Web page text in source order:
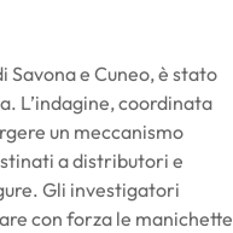
e Cuneo, è stato
L’indagine, coordinata
un meccanismo
a distributori e
Gli investigatori
con forza le manichette